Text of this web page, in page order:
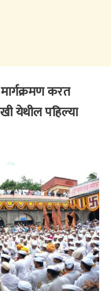
करत
येथील पहिल्या